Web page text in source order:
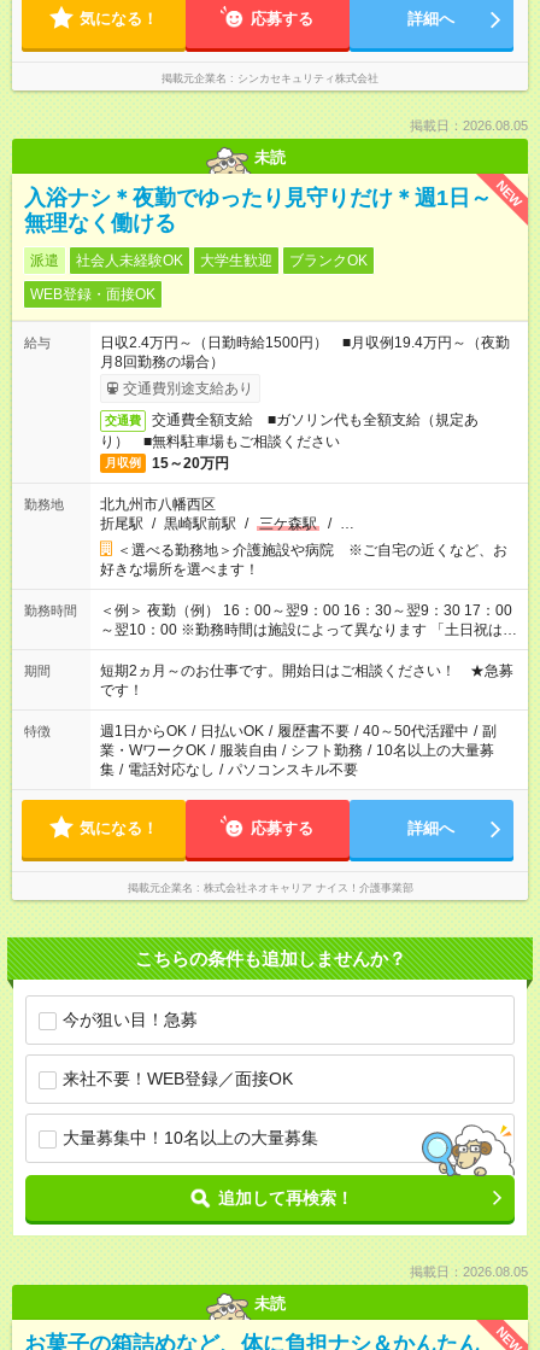
気になる！ 応募する 詳細へ
掲載元企業名 シンカセキュリティ株式会社
掲載日：2026.08.05
未読
NEW
入浴ナシ＊夜勤でゆったり見守りだけ＊週1日～
無理なく働ける
派遣 社会人未経験OK 大学生歓迎
ブランクOK
WEB登録・面接OK
給与
日収2.4万円～（日勤時給1500円） ■月収例19.4万円～（夜勤
月8回勤務の場合）
交通費別途支給あり
交通費
交通費全額支給 ■ガソリン代も全額支給（規定あ
り） ■無料駐車場もご相談ください
月収例 15～20万円
勤務地
北九州市八幡西区
折尾駅 / 黒崎駅前駅 / 三ケ森駅 / …
＜選べる勤務地＞介護施設や病院 ※ご自宅の近くなど、お
好きな場所を選べます！
勤務時間
＜例＞ 夜勤（例） 16：00～翌9：00 16：30～翌9：30 17：00
～翌10：00 ※勤務時間は施設によって異なります 「土日祝は休
みたい」 「しっかり稼ぎたい」 「もう少し遅い時間から始めた
い」など ご希望にあったお仕事をご案内いたします。 ※未経験
の方の場合は1～2ヶ月間は日中での仕事を経験いただき、 お
仕事に慣れてからの夜勤になります。 ★家庭の都合でお休みが
必要な場合も遠慮なくご相談ください。
期間
短期2ヵ月～のお仕事です。開始日はご相談ください！ ★急募
です！
特徴 週1日からOK / 日払いOK / 履歴書不要 / 40～50代活躍中 / 副
業・WワークOK / 服装自由 / シフト勤務 / 10名以上の大量募
集 / 電話対応なし / パソコンスキル不要
気になる！ 応募する 詳細へ
掲載元企業名 株式会社ネオキャリア ナイス！介護事業部
こちらの条件も追加しませんか？
今が狙い目！急募
来社不要！WEB登録／面接OK
大量募集中！10名以上の大量募集
追加して再検索！
掲載日：2026.08.05
未読
NEW
お菓子の箱詰めなど、体に負担ナシ＆かんたん